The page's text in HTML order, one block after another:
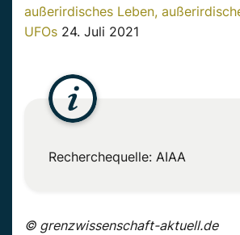
außerirdisches Leben,
UFOs 24. Juli 2021
Recherchequelle: AIAA
© grenzwissenschaft-aktuell.de